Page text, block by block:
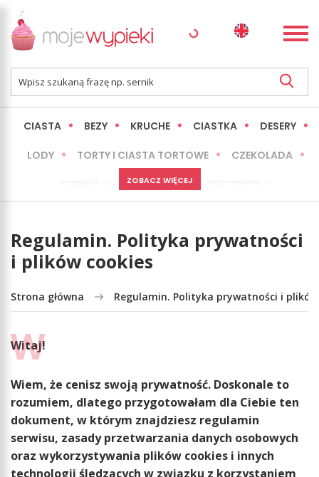
CIASTA BEZY KRUCHE CIASTKA DESERY
LODY TORTY I CIASTA TORTOWE CZEKOLADA
MINI WYPIEKI
LŻEJSZE / ZDROWSZE INNE
ZOBACZ WIĘCEJ
Regulamin. Polityka prywatności
i plików cookies
Strona główna Regulamin. Polityka prywatności i
Witaj!
Wiem, że cenisz swoją prywatność. Doskonale to
rozumiem, dlatego przygotowałam dla Ciebie ten
dokument, w którym znajdziesz regulamin
serwisu, zasady przetwarzania danych osobowych
oraz wykorzystywania plików cookies i innych
technologii śledzących w związku z korzystaniem